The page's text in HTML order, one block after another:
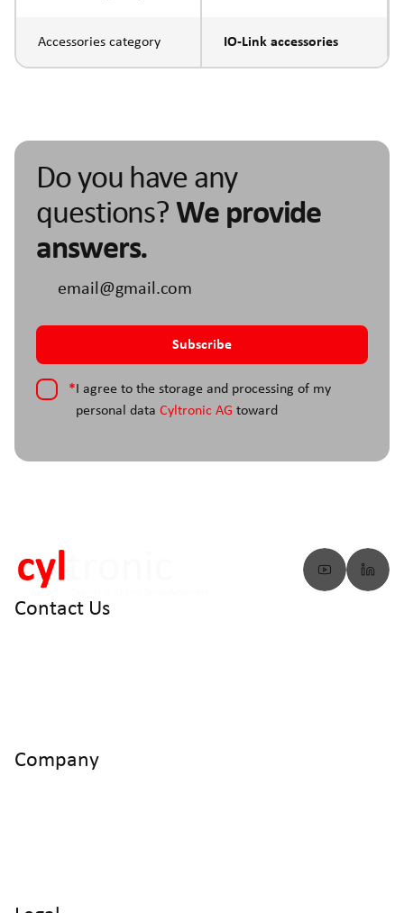
Accessories category IO-Link accessories
Do you have any
questions? We provide
answers.
*I agree to the storage and processing of my
personal data Cyltronic AG toward
Contact Us
Company